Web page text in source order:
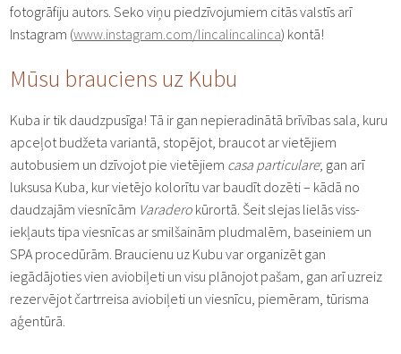
fotogrāfiju autors. Seko viņu piedzīvojumiem citās valstīs arī
Instagram (www.instagram.com/lincalincalinca) kontā!
Mūsu brauciens uz Kubu
Kuba ir tik daudzpusīga! Tā ir gan nepieradinātā brīvības sala, kuru
apceļot budžeta variantā, stopējot, braucot ar vietējiem
autobusiem un dzīvojot pie vietējiem casa particulare; gan arī
luksusa Kuba, kur vietējo kolorītu var baudīt dozēti – kādā no
daudzajām viesnīcām Varadero kūrortā. Šeit slejas lielās viss-
iekļauts tipa viesnīcas ar smilšainām pludmalēm, baseiniem un
SPA procedūrām. Braucienu uz Kubu var organizēt gan
iegādājoties vien aviobiļeti un visu plānojot pašam, gan arī uzreiz
rezervējot čartrreisa aviobiļeti un viesnīcu, piemēram, tūrisma
aģentūrā.